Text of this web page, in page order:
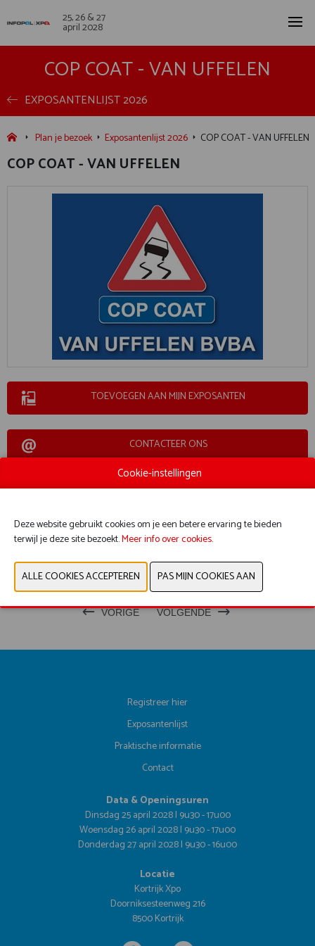
25, 26 & 27
april 2028
COP COAT - VAN UFFELEN
EXPOSANTENLIJST 2026
Plan je bezoek Exposantenlijst 2026 COP COAT - VAN UFFELEN
COP COAT - VAN UFFELEN
TOEVOEGEN AAN MIJN EXPOSANTEN
CONTACTEER ONS
PRODUCTGROEP
VORIGE VOLGENDE
Registreer hier
Exposantenlijst
Praktische informatie
Contact
Data & Openingsuren
Dinsdag 25 april 2028 | 9u30 - 17u00
Woensdag 26 april 2028 | 9u30 - 17u00
Donderdag 27 april 2028 | 9u30 - 16u00
Locatie
Kortrijk Xpo
Doorniksesteenweg 216
8500 Kortrijk
Cookie-instellingen
Deze website gebruikt cookies om je een betere ervaring te bieden
terwijl je deze site bezoekt.Meer info over cookies.